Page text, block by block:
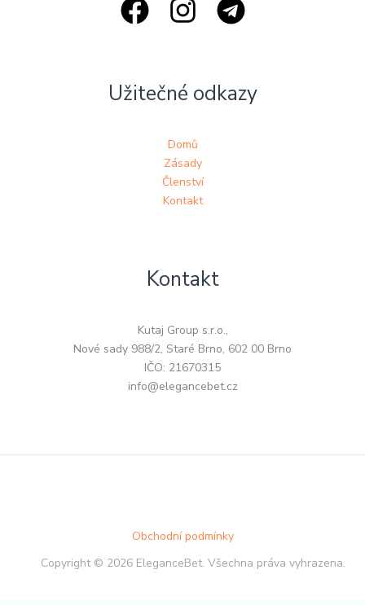
Užitečné odkazy
Domů
Zásady
Členství
Kontakt
Kontakt
Kutaj Group s.r.o.,
Nové sady 988/2, Staré Brno, 602 00 Brno
IČO: 21670315
info@elegancebet.cz
Obchodní podmínky
Copyright © 2026 EleganceBet. Všechna práva vyhrazena.